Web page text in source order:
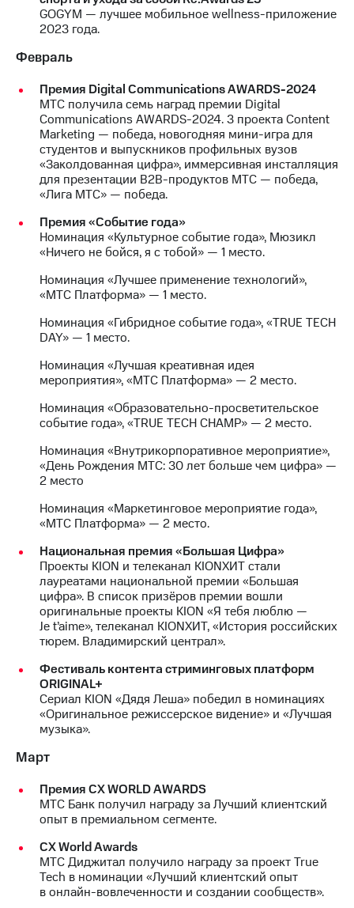
МТС
Интервью
Финансовая
отчетность
Контакты
в
регионе
Корпоративное
управление
Корпоративный
секретарь
Раскрытие
информации
Информация
акционерам
Документы
ПАО
"МТС"
Собрания
акционеров
кабинет
акционера
капитал
Контроль
и
аудит
Рынок
акций
Программа
приобретения
Порядок
выкупа
акций
Описание
Еврооблигации-2023
Уведомление
о
погашении
именных
облигаций
GOGYM — лучшее мобильное wellness-приложение
2023 года.
Февраль
Премия Digital Communications AWARDS-2024
МТС получила семь наград премии Digital
Communications AWARDS-2024. 3 проекта Content
Marketing — победа, новогодняя мини-игра для
студентов и выпускников профильных вузов
«Заколдованная цифра», иммерсивная инсталляция
для презентации B2B-продуктов МТС — победа,
«Лига МТС» — победа.
Премия «Событие года»
Номинация «Культурное событие года», Мюзикл
«Ничего не бойся, я с тобой» — 1 место.
Номинация «Лучшее применение технологий»,
«МТС Платформа» — 1 место.
Номинация «Гибридное событие года», «TRUE TECH
DAY» — 1 место.
Номинация «Лучшая креативная идея
мероприятия», «МТС Платформа» — 2 место.
Номинация «Образовательно-просветительское
событие года», «TRUE TECH CHAMP» — 2 место.
Номинация «Внутрикорпоративное мероприятие»,
«День Рождения МТС: 30 лет больше чем цифра» —
2 место
Номинация «Маркетинговое мероприятие года»,
«МТС Платформа» — 2 место.
Национальная премия «Большая Цифра»
Проекты KION и телеканал KIONХИТ стали
лауреатами национальной премии «Большая
цифра». В список призёров премии вошли
оригинальные проекты KION «Я тебя люблю —
Je t’aime», телеканал KIONХИТ, «История российских
тюрем. Владимирский централ».
Фестиваль контента стриминговых платформ
ORIGINAL+
Сериал KION «Дядя Леша» победил в номинациях
«Оригинальное режиссерское видение» и «Лучшая
музыка».
Март
Премия CX WORLD AWARDS
МТС Банк получил награду за Лучший клиентский
опыт в премиальном сегменте.
СХ World Awards
МТС Диджитал получило награду за проект True
Tech в номинации «Лучший клиентский опыт
в онлайн-вовлеченности и создании сообществ».